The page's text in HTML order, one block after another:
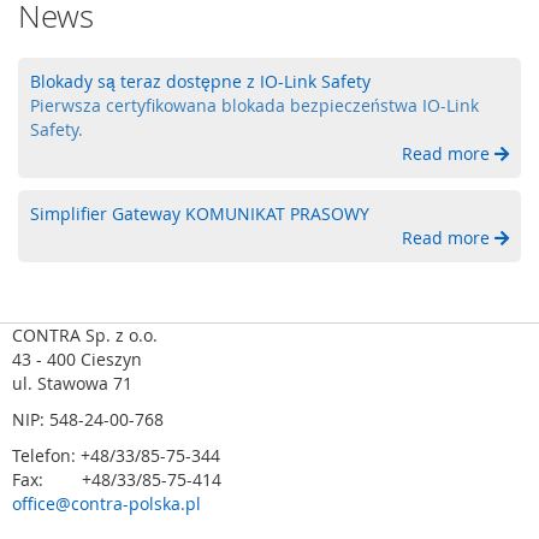
a
z
p
i
e
p
t
o
l
e
t
News
Blokady są teraz dostępne z IO-Link Safety
Pierwsza certyfikowana blokada bezpieczeństwa IO-Link
Safety.
Read more
Simplifier Gateway KOMUNIKAT PRASOWY
Read more
CONTRA Sp. z o.o.
43 - 400 Cieszyn
ul. Stawowa 71
NIP: 548-24-00-768
Telefon: +48/33/85-75-344
Fax: +48/33/85-75-414
office@contra-polska.pl